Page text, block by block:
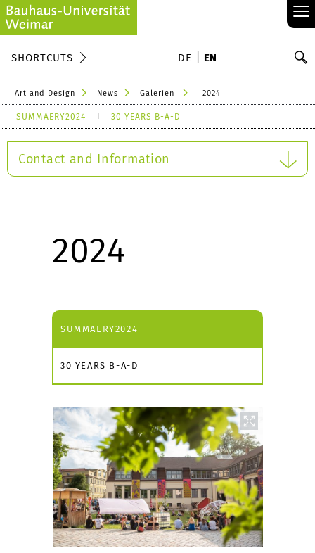
≡
SHORTCUTS DE EN
Art and Design News Galerien 2024
SUMMAERY2024 30 YEARS B-A-D
Contact and Information
2024
SUMMAERY2024
30 YEARS B-A-D